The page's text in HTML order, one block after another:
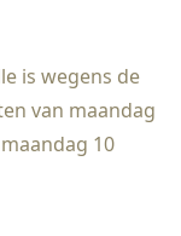
is wegens de
van maandag
10